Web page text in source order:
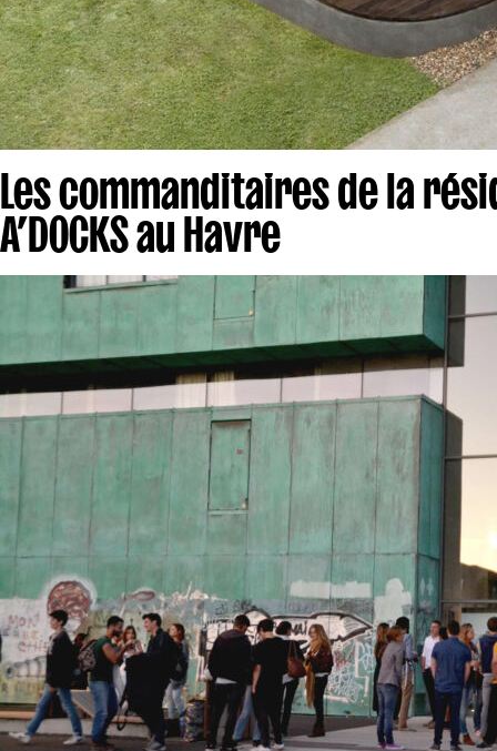
Les commanditaires de la
A’DOCKS au Havre